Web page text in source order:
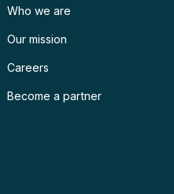
Who we are
Our mission
Careers
Become a partner